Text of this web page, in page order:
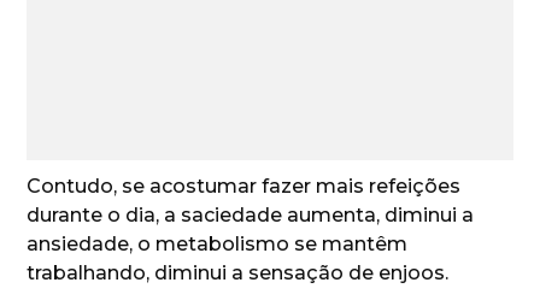
Contudo, se acostumar fazer mais refeições
durante o dia, a saciedade aumenta, diminui a
ansiedade, o metabolismo se mantêm
trabalhando, diminui a sensação de enjoos.